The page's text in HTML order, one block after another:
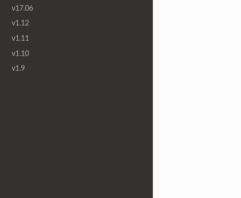
v17.06
v1.12
v1.11
v1.10
v1.9